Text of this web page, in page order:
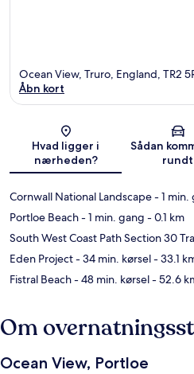
Kort
Ocean View, Truro, England, TR2
Åbn kort
Hvad ligger i
nærheden?
Sådan
rundt
Cornwall National Landscape- 1 min.
Portloe Beach- 1 min. gang - 0.1 km
South West Coast Path Section 30
Eden Project- 34 min. kørsel- 33.1
Fistral Beach- 48 min. kørsel- 52.6
Om
Ocean View, Portloe